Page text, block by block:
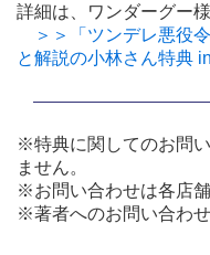
詳細は、ワンダーグー
＞＞「ツンデレ悪役
と解説の小林さん特典
※特典に関してのお問
ません。
※お問い合わせは各店
※著者へのお問い合わ